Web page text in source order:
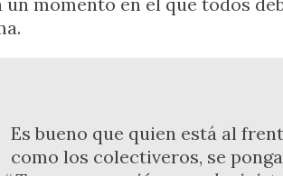
Es bueno que quien está al
como los colectiveros, se